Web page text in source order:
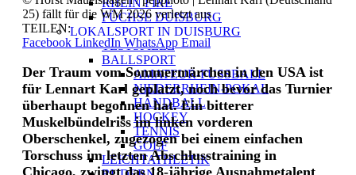
RHEIN FIRE
FÜCHSE DUISBURG
LOKALSPORT IN DUISBURG
TESTSPIELE
BALLSPORT
AMATEUR-FUSSBALL
NIEDERRHEIN-POKAL
HANDBALL
HOCKEY
TENNIS
GOLF
LEICHTATHLETIK
25) fällt für die WM 2026 verletzt aus
TEILEN:
Facebook LinkedIn WhatsApp Email
Der Traum vom Sommermärchen in den USA ist
für Lennart Karl geplatzt, noch bevor das Turnier
überhaupt begonnen hat. Ein bitterer
Muskelbündelriss im linken vorderen
Oberschenkel, zugezogen bei einem einfachen
Torschuss im letzten Abschlusstraining in
Chicago, zwingt das 18-jährige Ausnahmetalent